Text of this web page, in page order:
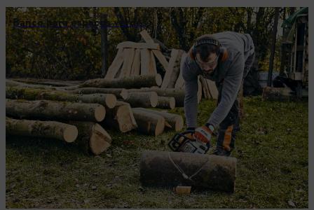
Banco para espaços verdes